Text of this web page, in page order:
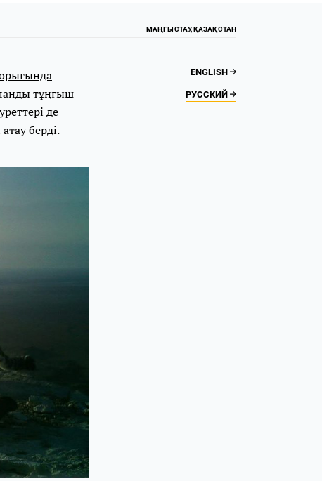
МАҢҒЫСТАУ, ҚАЗАҚСТАН
ENGLISH
РУССКИЙ
тұңғыш
де
берді.